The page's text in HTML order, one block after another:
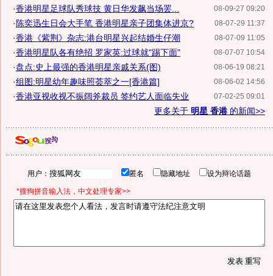
08-09-27 09:20
·香港明星足球队秀球技 黄日华发飙当场罢...
08-07-29 11:37
· 陈奕迅生日会大手笔 香港明星亲子团集体进京?
08-07-09 11:05
·香港《紫荆》杂志:港台明星兴起结婚生仔潮
08-07-07 10:54
·香港明星队各有绝招 罗家英:过球就"踢下面"
08-06-19 08:21
·盘点:史上最强的香港明星亲戚关系(图)
08-06-02 14:56
·组图:明星幼年趣味照荟萃之一[香港篇]
07-02-25 09:01
·香港亚视收视不振阔斧裁员 签约艺人面临失业
更多关于 明星 香港 的新闻>>
用户： 匿名 隐藏地址 设为辩论话题
*搜狗拼音输入法，中文处理专家>>